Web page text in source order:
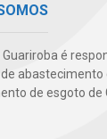
é
abastecimento
de esgoto de